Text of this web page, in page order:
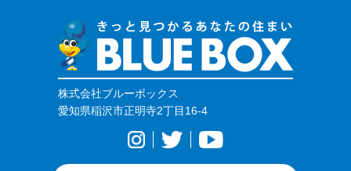
株式会社ブルーボックス
愛知県稲沢市正明寺2丁目16-4